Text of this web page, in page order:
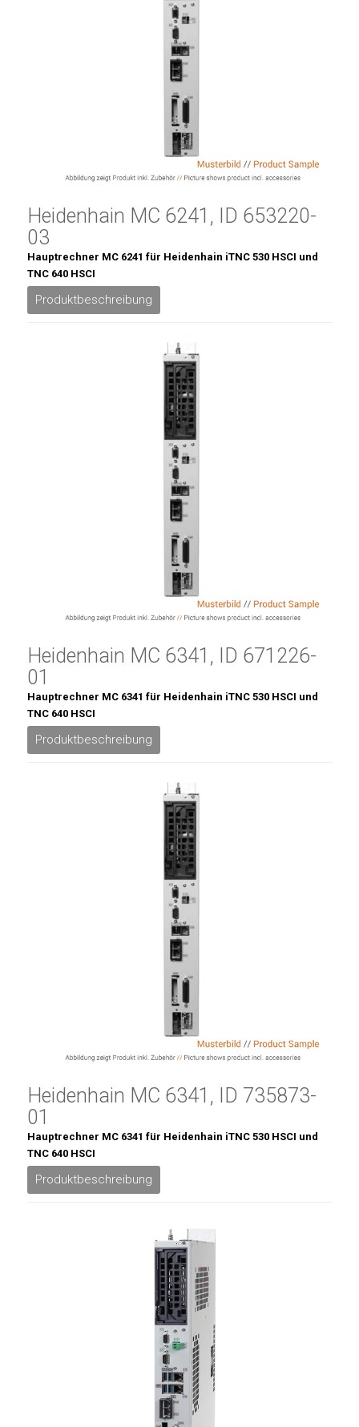
Heidenhain MC 6241, ID 653220-
03
Hauptrechner MC 6241 für Heidenhain iTNC 530 HSCI und
TNC 640 HSCI
Produktbeschreibung
Heidenhain MC 6341, ID 671226-
01
Hauptrechner MC 6341 für Heidenhain iTNC 530 HSCI und
TNC 640 HSCI
Produktbeschreibung
Heidenhain MC 6341, ID 735873-
01
Hauptrechner MC 6341 für Heidenhain iTNC 530 HSCI und
TNC 640 HSCI
Produktbeschreibung